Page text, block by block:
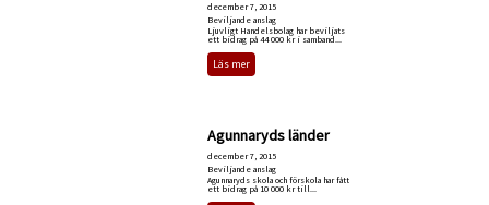
december 7, 2015
Beviljande anslag
Ljuvligt Handelsbolag har beviljats
ett bidrag på 44 000 kr i samband...
Läs mer
Agunnaryds länder
december 7, 2015
Beviljande anslag
Agunnaryds skola och förskola har fått
ett bidrag på 10 000 kr till...